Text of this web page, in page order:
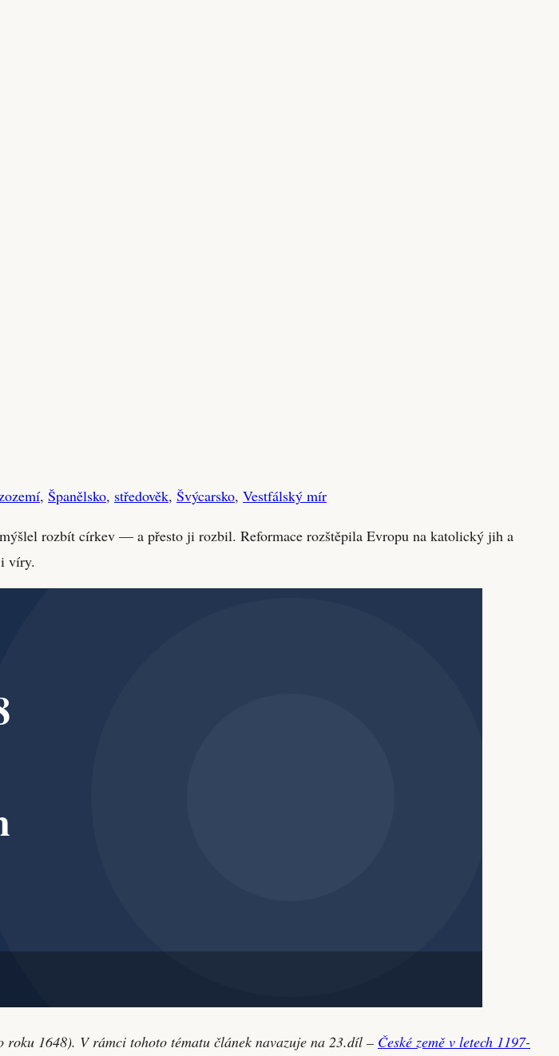
, Španělsko, středověk, Švýcarsko, Vestfálský mír
rozbít církev — a přesto ji rozbil. Reformace rozštěpila Evropu na katolický jih a
víry.
roku 1648). V rámci tohoto tématu článek navazuje na 23.díl – České země v letech 1197-